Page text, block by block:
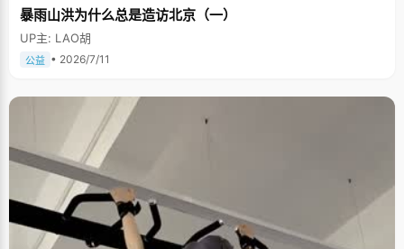
暴雨山洪为什么总是造访北京（一）
UP主: LAO胡
公益 • 2026/7/11